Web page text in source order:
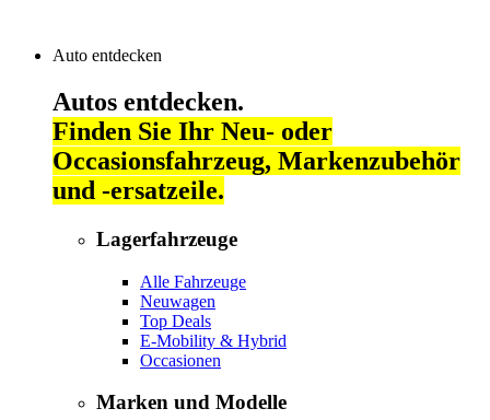
Auto entdecken
Autos entdecken.
Finden Sie Ihr Neu- oder
Occasionsfahrzeug, Markenzubehör
und -ersatzeile.
Lagerfahrzeuge
Alle Fahrzeuge
Neuwagen
Top Deals
E-Mobility & Hybrid
Occasionen
Marken und Modelle